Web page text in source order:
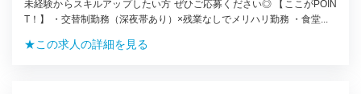
未経験からスキルアップしたい方 ぜひご応募ください◎ 【ここがPOIN
T！】 ・交替制勤務（深夜帯あり）×残業なしでメリハリ勤務 ・食堂...
★この求人の詳細を見る